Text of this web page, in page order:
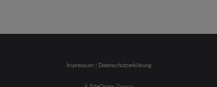
Impressum | Datenschutzerklärung